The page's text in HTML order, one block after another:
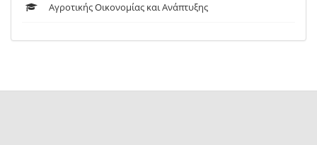
Αγροτικής Οικονομίας και Ανάπτυξης